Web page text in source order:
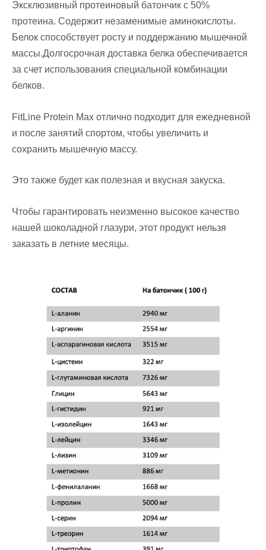
Эксклюзивный протеиновый батончик с 50%
протеина. Содержит незаменимые аминокислоты.
Белок способствует росту и поддержанию мышечной
массы.Долгосрочная доставка белка обеспечивается
за счет использования специальной комбинации
белков.
FitLine Protein Max отлично подходит для ежедневной
и после занятий спортом, чтобы увеличить и
сохранить мышечную массу.
Это также будет как полезная и вкусная закуска.
Чтобы гарантировать неизменно высокое качество
нашей шоколадной глазури, этот продукт нельзя
заказать в летние месяцы.